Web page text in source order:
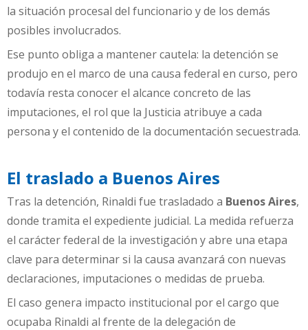
la situación procesal del funcionario y de los demás
posibles involucrados.
Ese punto obliga a mantener cautela: la detención se
produjo en el marco de una causa federal en curso, pero
todavía resta conocer el alcance concreto de las
imputaciones, el rol que la Justicia atribuye a cada
persona y el contenido de la documentación secuestrada.
El traslado a Buenos Aires
Tras la detención, Rinaldi fue trasladado a Buenos Aires,
donde tramita el expediente judicial. La medida refuerza
el carácter federal de la investigación y abre una etapa
clave para determinar si la causa avanzará con nuevas
declaraciones, imputaciones o medidas de prueba.
El caso genera impacto institucional por el cargo que
ocupaba Rinaldi al frente de la delegación de